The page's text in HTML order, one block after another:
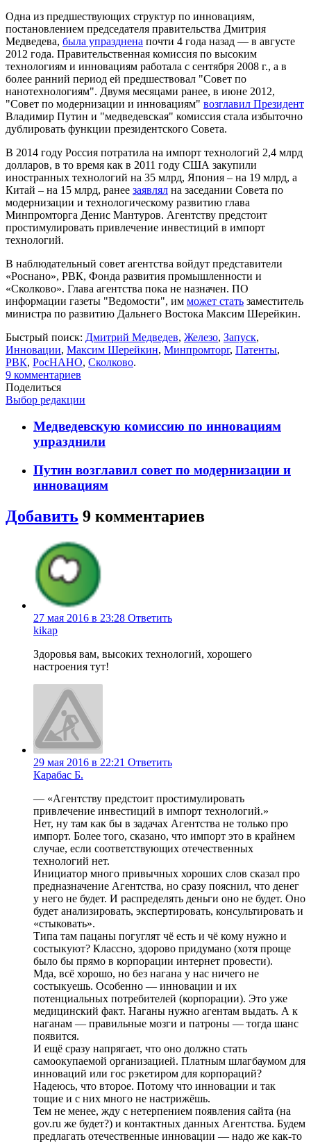
Одна из предшествующих структур по инновациям,
постановлением председателя правительства Дмитрия
Медведева, была упразднена почти 4 года назад — в августе
2012 года. Правительственная комиссия по высоким
технологиям и инновациям работала с сентября 2008 г., а в
более ранний период ей предшествовал "Совет по
нанотехнологиям". Двумя месяцами ранее, в июне 2012,
"Совет по модернизации и инновациям" возглавил Президент
Владимир Путин и "медведевская" комиссия стала избыточно
дублировать функции президентского Совета.
В 2014 году Россия потратила на импорт технологий 2,4 млрд
долларов, в то время как в 2011 году США закупили
иностранных технологий на 35 млрд, Япония – на 19 млрд, а
Китай – на 15 млрд, ранее заявлял на заседании Совета по
модернизации и технологическому развитию глава
Минпромторга Денис Мантуров. Агентству предстоит
простимулировать привлечение инвестиций в импорт
технологий.
В наблюдательный совет агентства войдут представители
«Роснано», РВК, Фонда развития промышленности и
«Сколково». Глава агентства пока не назначен. ПО
информации газеты "Ведомости", им может стать заместитель
министра по развитию Дальнего Востока Максим Шерейкин.
Быстрый поиск: Дмитрий Медведев, Железо, Запуск,
Инновации, Максим Шерейкин, Минпромторг, Патенты,
РВК, РосНАНО, Сколково.
9 комментариев
Поделиться
Выбор редакции
Медведевскую комиссию по инновациям
упразднили
Путин возглавил совет по модернизации и
инновациям
Добавить 9 комментариев
27 мая 2016 в 23:28 Ответить
kikap
Здоровья вам, высоких технологий, хорошего
настроения тут!
29 мая 2016 в 22:21 Ответить
Карабас Б.
— «Агентству предстоит простимулировать
привлечение инвестиций в импорт технологий.»
Нет, ну там как бы в задачах Агентства не только про
импорт. Более того, сказано, что импорт это в крайнем
случае, если соответствующих отечественных
технологий нет.
Инициатор много привычных хороших слов сказал про
предназначение Агентства, но сразу пояснил, что денег
у него не будет. И распределять деньги оно не будет. Оно
будет анализировать, экспертировать, консультировать и
«стыковать».
Типа там пацаны погуглят чё есть и чё кому нужно и
состыкуют? Классно, здорово придумано (хотя проще
было бы прямо в корпорации интернет провести).
Мда, всё хорошо, но без нагана у нас ничего не
состыкуешь. Особенно — инновации и их
потенциальных потребителей (корпорации). Это уже
медицинский факт. Наганы нужно агентам выдать. А к
наганам — правильные мозги и патроны — тогда шанс
появится.
И ещё сразу напрягает, что оно должно стать
самоокупаемой организацией. Платным шлагбаумом для
инноваций или гос рэкетиром для корпораций?
Надеюсь, что второе. Потому что инновации и так
тощие и с них много не настрижёшь.
Тем не менее, жду с нетерпением появления сайта (на
gov.ru же будет?) и контактных данных Агентства. Будем
предлагать отечественные инновации — надо же как-то